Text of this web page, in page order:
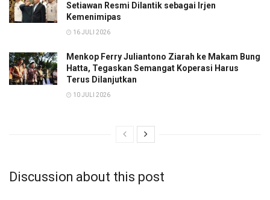
Setiawan Resmi Dilantik sebagai Irjen
Kemenimipas
16 JULI 2026
Menkop Ferry Juliantono Ziarah ke Makam Bung
Hatta, Tegaskan Semangat Koperasi Harus
Terus Dilanjutkan
10 JULI 2026
Discussion about this post